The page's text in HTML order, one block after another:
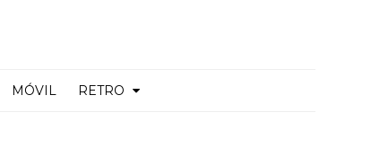
MÓVIL RETRO